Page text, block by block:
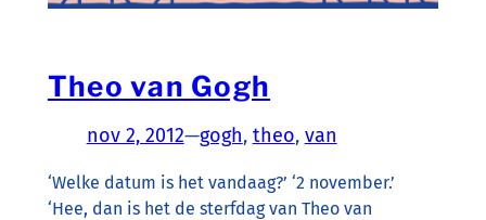
Theo van Gogh
nov 2, 2012—gogh, theo, van
‘Welke datum is het vandaag?’ ‘2 november.’
‘Hee, dan is het de sterfdag van Theo van